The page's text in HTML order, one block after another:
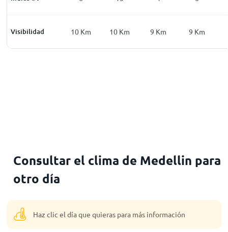
Visibilidad
Km 2Km 10 Km 10 Km 9 Km 9 Km
Consultar el clima de Medellin para
otro día
Haz clic el día que quieras para más información